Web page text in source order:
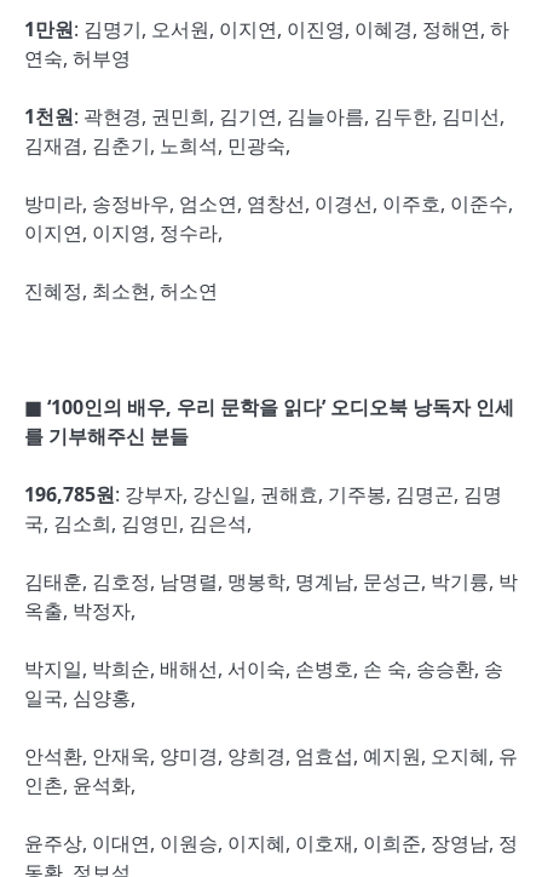
1만원: 김명기, 오서원, 이지연, 이진영, 이혜경, 정해연, 하
연숙, 허부영
1천원: 곽현경, 권민희, 김기연, 김늘아름, 김두한, 김미선,
김재겸, 김춘기, 노희석, 민광숙,
방미라, 송정바우, 엄소연, 염창선, 이경선, 이주호, 이준수,
이지연, 이지영, 정수라,
진혜정, 최소현, 허소연
■ ‘100인의 배우, 우리 문학을 읽다’오디오북 낭독자 인세
를 기부해주신 분들
196,785원: 강부자, 강신일, 권해효, 기주봉, 김명곤, 김명
국, 김소희, 김영민, 김은석,
김태훈, 김호정, 남명렬, 맹봉학, 명계남, 문성근, 박기륭, 박
옥출, 박정자,
박지일, 박희순, 배해선, 서이숙, 손병호, 손 숙, 송승환, 송
일국, 심양홍,
안석환, 안재욱, 양미경, 양희경, 엄효섭, 예지원, 오지혜, 유
인촌, 윤석화,
윤주상, 이대연, 이원승, 이지혜, 이호재, 이희준, 장영남, 정